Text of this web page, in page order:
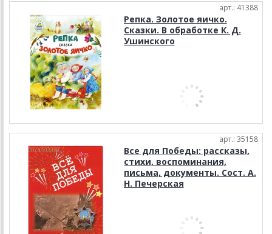
арт.: 41388
Репка. Золотое яичко.
Сказки. В обработке К. Д.
Ушинского
арт.: 35158
Все для Победы: рассказы,
стихи, воспоминания,
письма, документы. Сост. А.
Н. Печерская